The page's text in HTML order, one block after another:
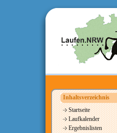
Inhaltsverzeichnis
Startseite
Laufkalender
Ergebnislisten